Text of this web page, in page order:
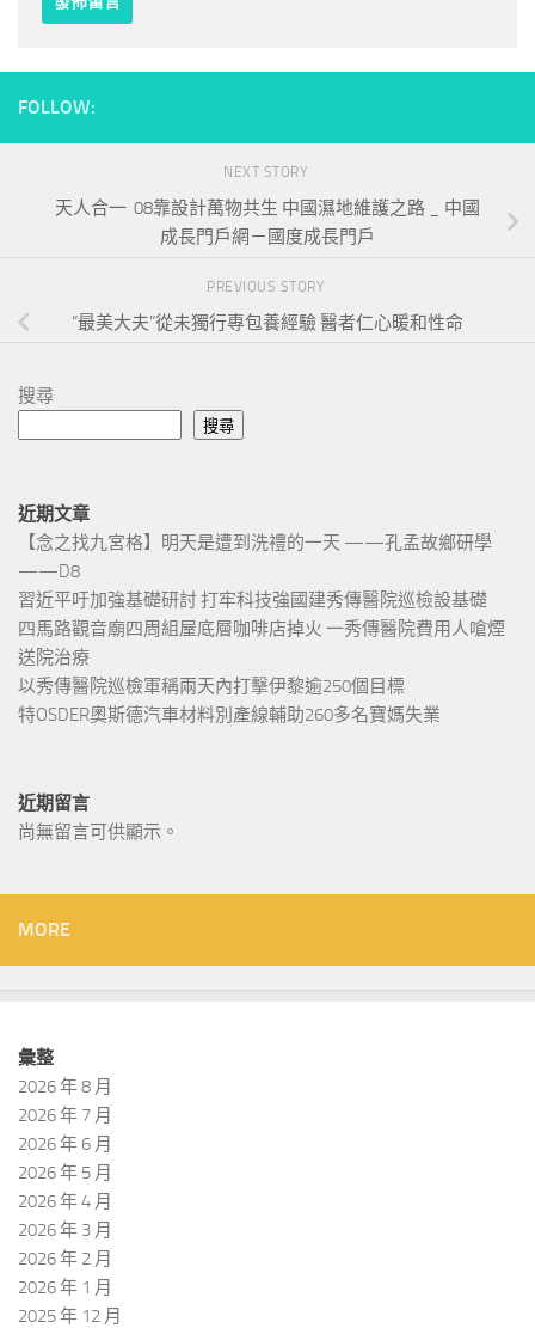
FOLLOW:
NEXT STORY
天人合一 08靠設計萬物共生 中國濕地維護之路 _ 中國
成長門戶網－國度成長門戶
PREVIOUS STORY
“最美大夫”從未獨行專包養經驗 醫者仁心暖和性命
搜尋
搜尋
近期文章
【念之找九宮格】明天是遭到洗禮的一天 ——孔孟故鄉研學
——D8
習近平吁加強基礎研討 打牢科技強國建秀傳醫院巡檢設基礎
四馬路觀音廟四周組屋底層咖啡店掉火 一秀傳醫院費用人嗆煙
送院治療
以秀傳醫院巡檢軍稱兩天內打擊伊黎逾250個目標
特OSDER奧斯德汽車材料別產線輔助260多名寶媽失業
近期留言
尚無留言可供顯示。
MORE
彙整
2026 年 8 月
2026 年 7 月
2026 年 6 月
2026 年 5 月
2026 年 4 月
2026 年 3 月
2026 年 2 月
2026 年 1 月
2025 年 12 月